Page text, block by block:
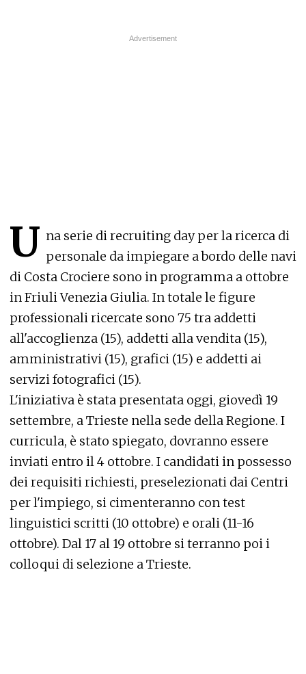
U na serie di recruiting day per la ricerca di
personale da impiegare a bordo delle navi
di Costa Crociere sono in programma a ottobre
in Friuli Venezia Giulia. In totale le figure
professionali ricercate sono 75 tra addetti
all'accoglienza (15), addetti alla vendita (15),
amministrativi (15), grafici (15) e addetti ai
servizi fotografici (15).
L'iniziativa è stata presentata oggi, giovedì 19
settembre, a Trieste nella sede della Regione. I
curricula, è stato spiegato, dovranno essere
inviati entro il 4 ottobre. I candidati in possesso
dei requisiti richiesti, preselezionati dai Centri
per l'impiego, si cimenteranno con test
linguistici scritti (10 ottobre) e orali (11-16
ottobre). Dal 17 al 19 ottobre si terranno poi i
colloqui di selezione a Trieste.